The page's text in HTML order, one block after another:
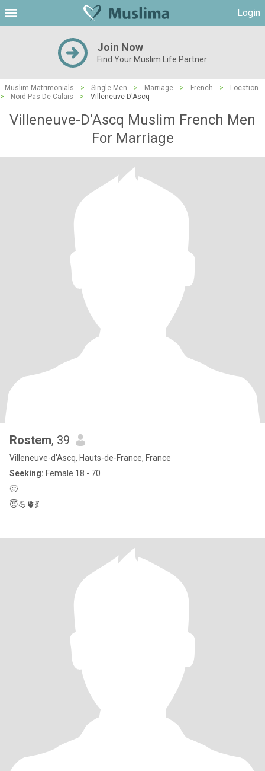
Login
Join Now
Find Your Muslim Life Partner
Muslim Matrimonials > Single Men > Marriage > French >
Location
>
Nord-Pas-De-Calais > Villeneuve-D'Ascq
Villeneuve-D'Ascq Muslim French Men
For Marriage
Rostem, 39
Villeneuve-d'Ascq, Hauts-de-France, France
Seeking: Female 18 - 70
🙂
😇💪🫀💃